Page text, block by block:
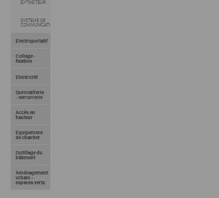
EXTINCTEUR
SYSTEME DE
COMMUNICATION
Electroportatif
Collage -
fixation
Electricité
Quincaillerie
- serrurrerie
Accès en
hauteur
Equipement
de chantier
Outillage du
bâtiment
Aménagement
urbain -
espaces verts